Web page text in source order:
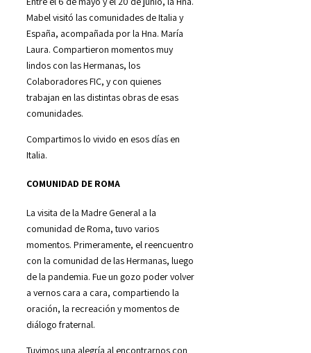
Mabel visitó las comunidades de Italia y
España, acompañada por la Hna. María
Laura. Compartieron momentos muy
lindos con las Hermanas, los
Colaboradores FIC, y con quienes
trabajan en las distintas obras de esas
comunidades.
Compartimos lo vivido en esos días en
Italia.
COMUNIDAD DE ROMA
La visita de la Madre General a la
comunidad de Roma, tuvo varios
momentos. Primeramente, el reencuentro
con la comunidad de las Hermanas, luego
de la pandemia. Fue un gozo poder volver
a vernos cara a cara, compartiendo la
oración, la recreación y momentos de
diálogo fraternal.
Tuvimos una alegría al encontrarnos con